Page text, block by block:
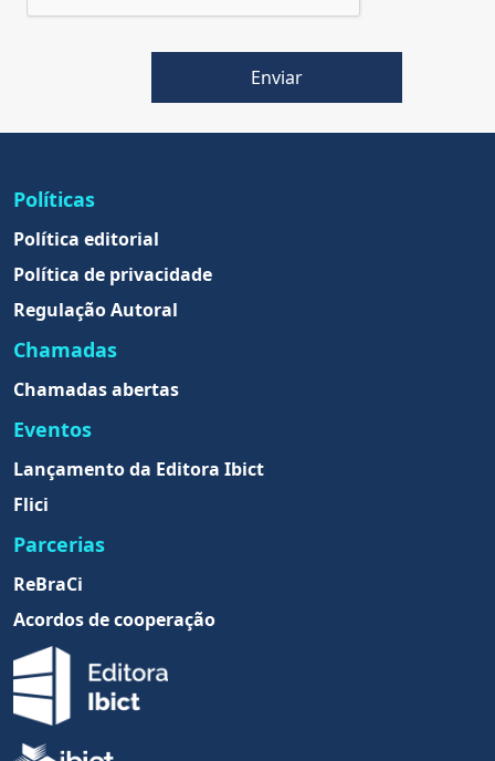
Enviar
Políticas
Política editorial
Política de privacidade
Regulação Autoral
Chamadas
Chamadas abertas
Eventos
Lançamento da Editora Ibict
Flici
Parcerias
ReBraCi
Acordos de cooperação